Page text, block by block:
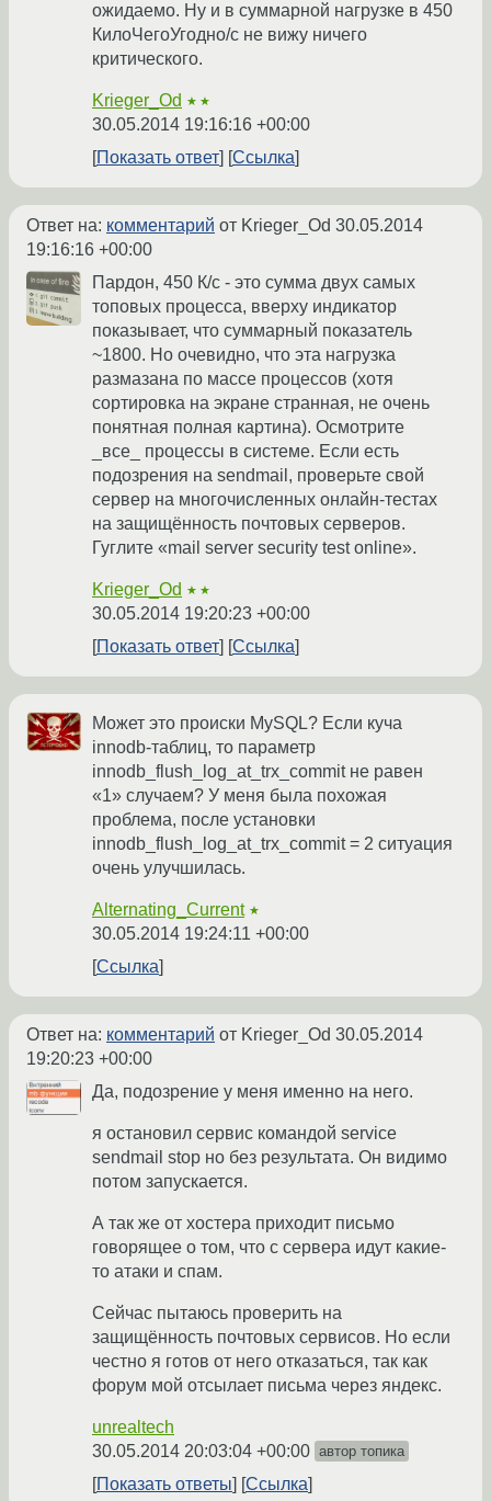
ожидаемо. Ну и в суммарной нагрузке в 450
КилоЧегоУгодно/с не вижу ничего
критического.
Krieger_Od ★★
30.05.2014 19:16:16 +00:00
Показать ответ
Ссылка
Ответ на: комментарий от Krieger_Od 30.05.2014
19:16:16 +00:00
Пардон, 450 К/с - это сумма двух самых
топовых процесса, вверху индикатор
показывает, что суммарный показатель
~1800. Но очевидно, что эта нагрузка
размазана по массе процессов (хотя
сортировка на экране странная, не очень
понятная полная картина). Осмотрите
_все_ процессы в системе. Если есть
подозрения на sendmail, проверьте свой
сервер на многочисленных онлайн-тестах
на защищённость почтовых серверов.
Гуглите «mail server security test online».
Krieger_Od ★★
30.05.2014 19:20:23 +00:00
Показать ответ
Ссылка
Может это происки MySQL? Если куча
innodb-таблиц, то параметр
innodb_flush_log_at_trx_commit не равен
«1» случаем? У меня была похожая
проблема, после установки
innodb_flush_log_at_trx_commit = 2 ситуация
очень улучшилась.
Alternating_Current ★
30.05.2014 19:24:11 +00:00
Ссылка
Ответ на: комментарий от Krieger_Od 30.05.2014
19:20:23 +00:00
Да, подозрение у меня именно на него.
я остановил сервис командой service
sendmail stop но без результата. Он видимо
потом запускается.
А так же от хостера приходит письмо
говорящее о том, что с сервера идут какие-
то атаки и спам.
Сейчас пытаюсь проверить на
защищённость почтовых сервисов. Но если
честно я готов от него отказаться, так как
форум мой отсылает письма через яндекс.
unrealtech
30.05.2014 20:03:04 +00:00 автор топика
Показать ответы Ссылка